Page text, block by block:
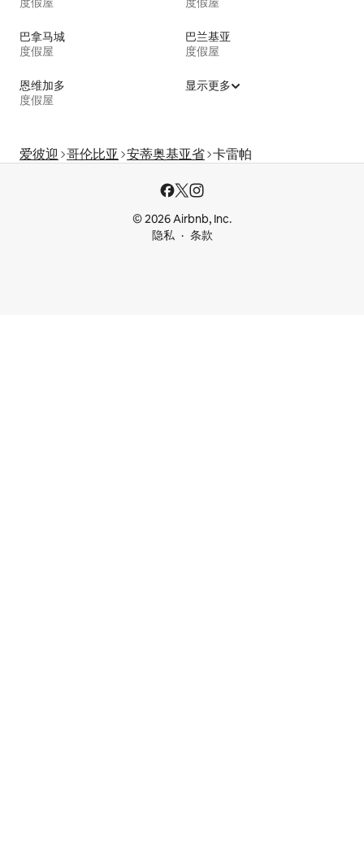
巴拿马城
度假屋
巴兰基亚
度假屋
恩维加多
度假屋
显示更多
爱彼迎 哥伦比亚 安蒂奥基亚省 卡雷帕
© 2026 Airbnb, Inc.
隐私
条款